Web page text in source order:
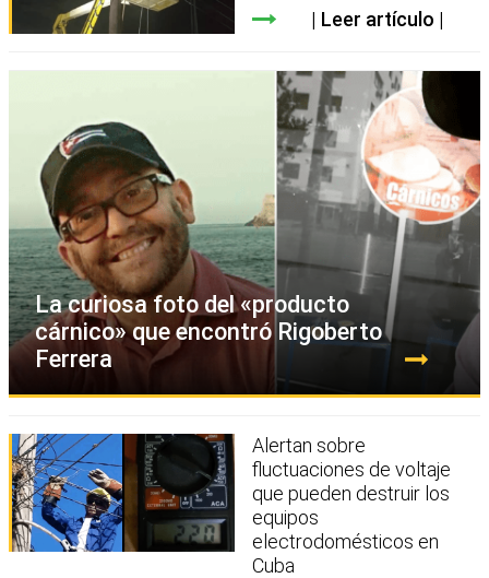
Leer artículo
La curiosa foto del «producto
cárnico» que encontró Rigoberto
Ferrera
Alertan sobre
fluctuaciones de voltaje
que pueden destruir los
equipos
electrodomésticos en
Cuba